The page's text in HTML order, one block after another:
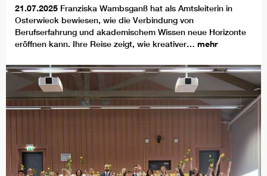
21.07.2025 Franziska Wambsganß hat als Amtsleiterin in
Osterwieck bewiesen, wie die Verbindung von
Berufserfahrung und akademischem Wissen neue Horizonte
eröffnen kann. Ihre Reise zeigt, wie kreativer… mehr